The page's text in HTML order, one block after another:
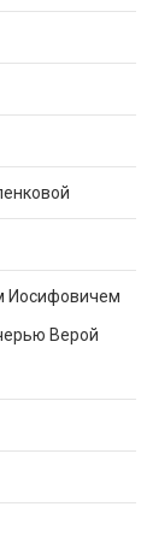
Иосифовичем
Верой